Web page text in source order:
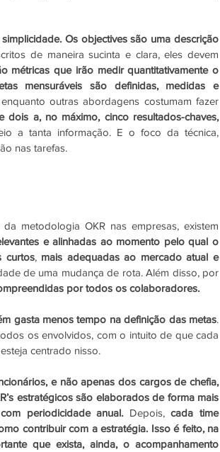
Os objectives são uma descrição
de maneira sucinta e clara, eles devem
métricas que irão medir quantitativamente o
mensuráveis são definidas, medidas e
outras abordagens costumam fazer
dois a, no máximo, cinco resultados-chaves,
a tanta informação. E o foco da técnica,
nas tarefas.
metodologia OKR nas empresas, existem
e alinhadas ao momento pelo qual o
curtos, mais adequadas ao mercado atual e
de uma mudança de rota. Além disso, por
por todos os colaboradores.
gasta menos tempo na definição das metas.
os envolvidos, com o intuito de que cada
centrado nisso.
e não apenas dos cargos de chefia,
estratégicos são elaborados de forma mais
periodicidade anual. Depois, cada time
contribuir com a estratégia. Isso é feito, na
que exista, ainda, o acompanhamento